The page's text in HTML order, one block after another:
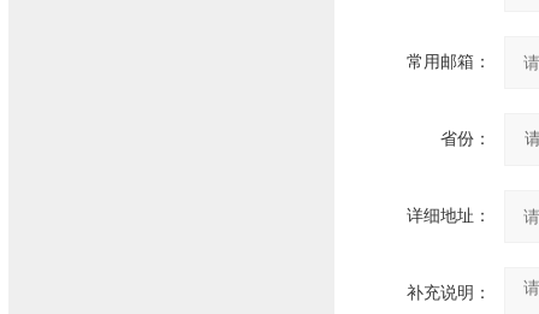
常用邮箱：
省份：
详细地址：
补充说明：